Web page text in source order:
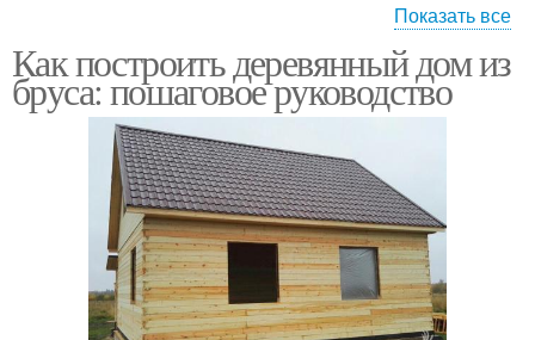
строительства
Знать перед
строительством
Показать все
Как построить деревянный дом из
бруса: пошаговое руководство